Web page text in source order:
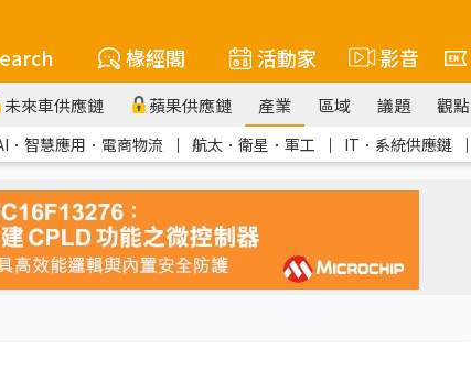
椽經閣 活動家 影音
未來車供應鏈 蘋果供應鏈 產業 區域 議題 觀點
．智慧應用．電商物流 ｜ 航太．衛星．軍工 ｜ IT．系統供應鏈 ｜